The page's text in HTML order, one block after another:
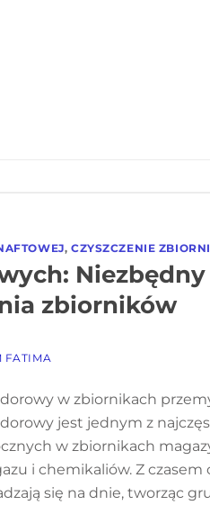
, CZYSZCZENIE
zbiorników
FATIMA
w zbiornikach
jest jednym z
w zbiornikach
i chemikaliów. Z czasem
się na dnie, tworząc